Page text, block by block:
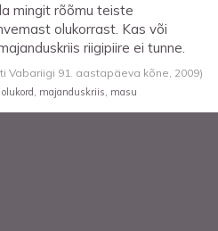
mingit rõõmu teiste
olukorrast. Kas või
riigipiire ei tunne.
Vabariigi 91. aastapäeva kõne, 2009)
majanduskriis masu